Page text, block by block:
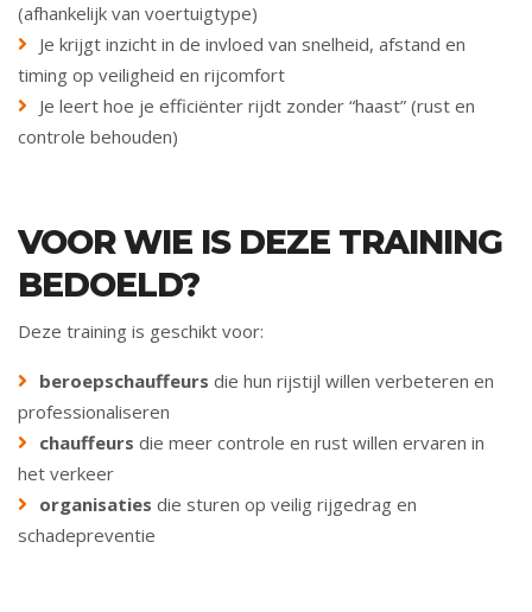
(afhankelijk van voertuigtype)
Je krijgt inzicht in de invloed van snelheid, afstand en
timing op veiligheid en rijcomfort
Je leert hoe je efficiënter rijdt zonder “haast” (rust en
controle behouden)
VOOR WIE IS DEZE TRAINING
BEDOELD?
Deze training is geschikt voor:
beroepschauffeurs die hun rijstijl willen verbeteren en
professionaliseren
chauffeurs die meer controle en rust willen ervaren in
het verkeer
organisaties die sturen op veilig rijgedrag en
schadepreventie